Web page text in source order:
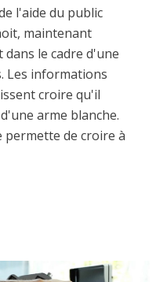
l'aide du public
maintenant
dans le cadre d'une
Les informations
croire qu'il
arme blanche.
permette de croire à